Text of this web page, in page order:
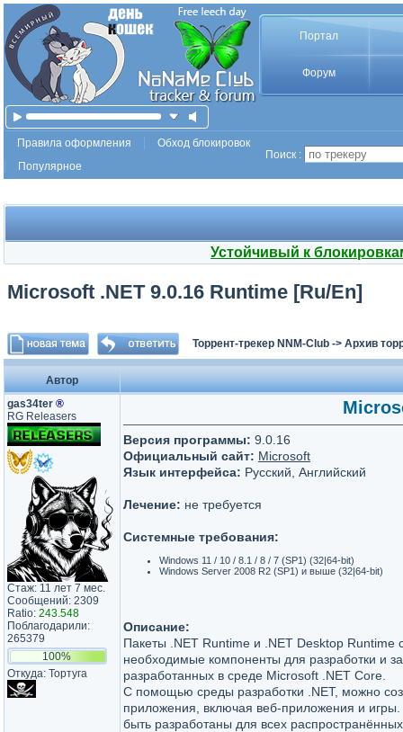
Портал
Форум
Правила оформления
Обход блокировок
Популярное
Поиск :
Устойчивый к
Microsoft .NET 9.0.16 Runtime [Ru/En]
Торрент-трекер NNM-Club -> Архив
Автор
gas34ter ®
RG Releasers
Стаж: 11 лет 7 мес.
Сообщений: 2309
Ratio: 243.548
Поблагодарили:
265379
100%
Откуда: Тортуга
Версия программы: 9.0.16
Официальный сайт: Microsoft
Язык интерфейса: Русский, Английский
Лечение: не требуется
Системные требования:
Windows 11 / 10 / 8.1 / 8 / 7 (SP1) (32|64-bit)
Windows Server 2008 R2 (SP1) и выше (32|64-bit)
Описание:
Пакеты .NET Runtime и .NET Desktop Runtime
необходимые компоненты для разработки и
разработанных в среде Microsoft .NET Core.
С помощью среды разработки .NET, можно
приложения, включая веб-приложения и
быть разработаны для всех